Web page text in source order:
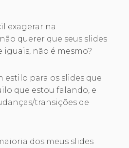
exagerar na
querer que seus slides
não é mesmo?
estilo para os slides que
que estou falando, e
transições de
dos meus slides